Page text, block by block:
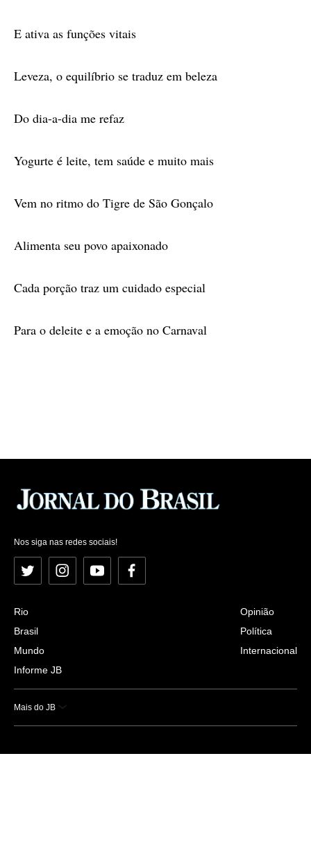
E ativa as funções vitais
Leveza, o equilíbrio se traduz em beleza
Do dia-a-dia me refaz
Yogurte é leite, tem saúde e muito mais
Vem no ritmo do Tigre de São Gonçalo
Alimenta seu povo apaixonado
Cada porção traz um cuidado especial
Para o deleite e a emoção no Carnaval
Nos siga nas redes sociais!
Twitter InstagramYouTubeFacebook
Rio
Brasil
Mundo
Informe JB
Opinião
Política
Internacional
Mais do JB
Esportes